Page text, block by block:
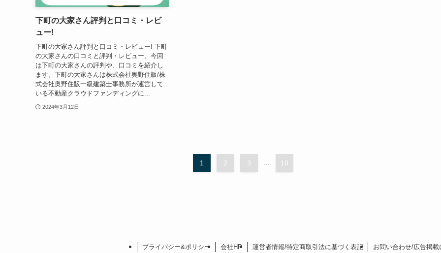
下町の大家さん評判と口コミ・レビ
ュー!
下町の大家さん評判と口コミ・レビュー! 下町
の大家さんの口コミと評判・レビュー。今回
は下町の大家さんの評判や、口コミを紹介し
ます。下町の大家さんは株式会社奥野住販/株
式会社奥野住販一級建築士事務所が運営して
いる不動産クラウドファンディングに...
2024年3月12日
1 2 3 10
プライバシー&ポリシー 会社HP 運営者情報/特定商取引法に基づく表記 お問い合わせ/広告掲載